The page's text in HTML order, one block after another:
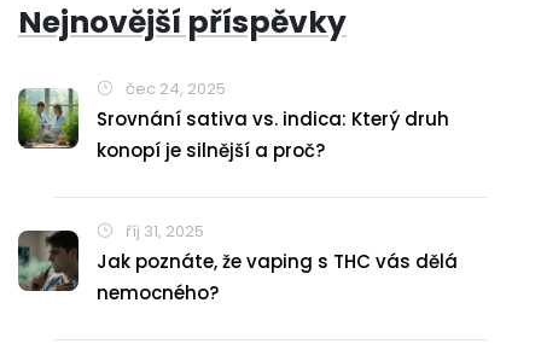
Nejnovější příspěvky
čec 24, 2025
Srovnání sativa vs. indica: Který druh
konopí je silnější a proč?
říj 31, 2025
Jak poznáte, že vaping s THC vás dělá
nemocného?